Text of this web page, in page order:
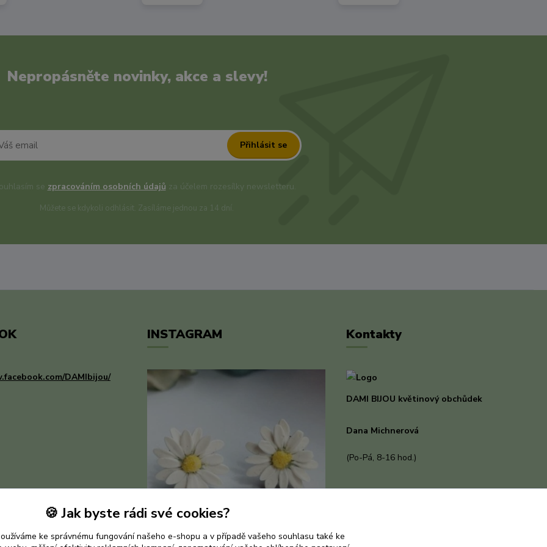
Nepropásněte novinky, akce a slevy!
Přihlásit se
se zpracováním osobních údajů za účelem rozesílky newsletteru.
Můžete se kdykoli odhlásit. Zasíláme jednou za 14 dní.
DAMIbijou/
INSTAGRAM Kontakty
DAMI BIJOU květinový obchůdek
Dana Michnerová
(Po-Pá, 8-16 hod.)
🍪 Jak byste rádi své cookies?
ke správnému fungování našeho e-shopu a v případě vašeho souhlasu také ke